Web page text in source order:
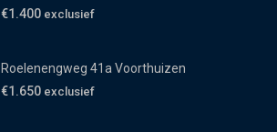
€1.400 exclusief
Roelenengweg 41a Voorthuizen
€1.650 exclusief